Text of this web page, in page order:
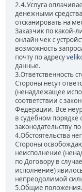
2.4.Услуга
денежными
отсканировать на
Заказчик по какой-
онлайн чек с
возможность
почту по адресу
данные.
3.Ответственность
Стороны несут
(ненадлежащее
соответствии с
Федерации. Все
в судебном порядке
законодательству
4.Обстоятельства
Стороны
неисполнение
по Договору в
исполнение)
непреодолимой
5.Общие положения.